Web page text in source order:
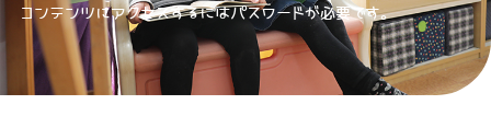
コンテンツにアクセスするにはパスワードが必要です。